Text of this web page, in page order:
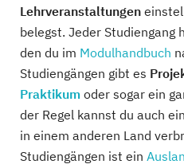
Lehrveranstaltungen
belegst. Jeder Studiengang
den du im Modulhandbuch
Studiengängen gibt es
Praktikum oder sogar ein
der Regel kannst du auch
in einem anderen Land
Studiengängen ist ein